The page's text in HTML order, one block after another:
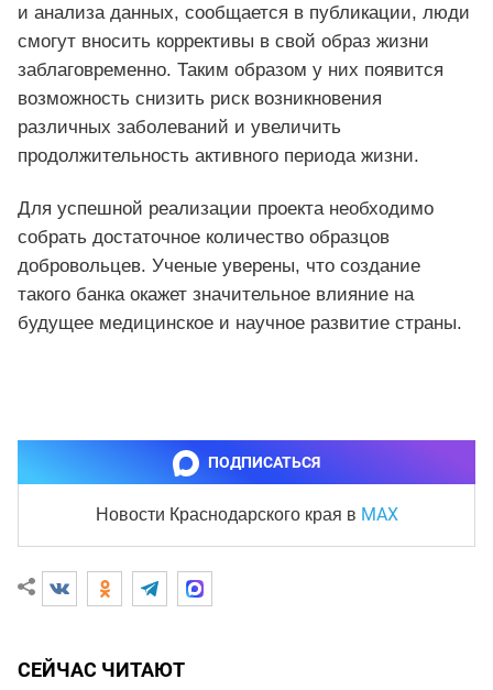
и анализа данных, сообщается в публикации, люди
смогут вносить коррективы в свой образ жизни
заблаговременно. Таким образом у них появится
возможность снизить риск возникновения
различных заболеваний и увеличить
продолжительность активного периода жизни.
Для успешной реализации проекта необходимо
собрать достаточное количество образцов
добровольцев. Ученые уверены, что создание
такого банка окажет значительное влияние на
будущее медицинское и научное развитие страны.
ПОДПИСАТЬСЯ
Новости Краснодарского края в MAX
СЕЙЧАС ЧИТАЮТ